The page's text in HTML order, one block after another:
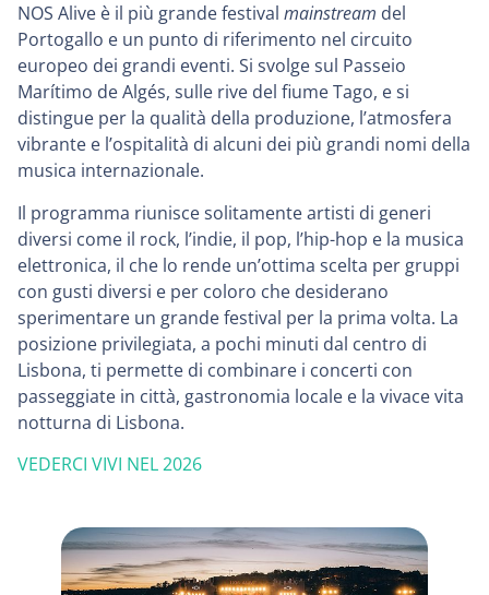
NOS Alive è il più grande festival mainstream del
Portogallo e un punto di riferimento nel circuito
europeo dei grandi eventi. Si svolge sul Passeio
Marítimo de Algés, sulle rive del fiume Tago, e si
distingue per la qualità della produzione, l’atmosfera
vibrante e l’ospitalità di alcuni dei più grandi nomi della
musica internazionale.
Il programma riunisce solitamente artisti di generi
diversi come il rock, l’indie, il pop, l’hip-hop e la musica
elettronica, il che lo rende un’ottima scelta per gruppi
con gusti diversi e per coloro che desiderano
sperimentare un grande festival per la prima volta. La
posizione privilegiata, a pochi minuti dal centro di
Lisbona, ti permette di combinare i concerti con
passeggiate in città, gastronomia locale e la vivace vita
notturna di Lisbona.
VEDERCI VIVI NEL 2026